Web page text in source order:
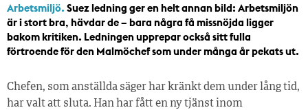
Arbetsmiljö. Suez ledning ger en helt annan bild: Arbetsmiljön
är i stort bra, hävdar de – bara några få missnöjda ligger
bakom kritiken. Ledningen upprepar också sitt fulla
förtroende för den Malmöchef som under många år pekats ut.
Chefen, som anställda säger har kränkt dem under lång tid,
har valt att sluta. Han har fått en ny tjänst inom